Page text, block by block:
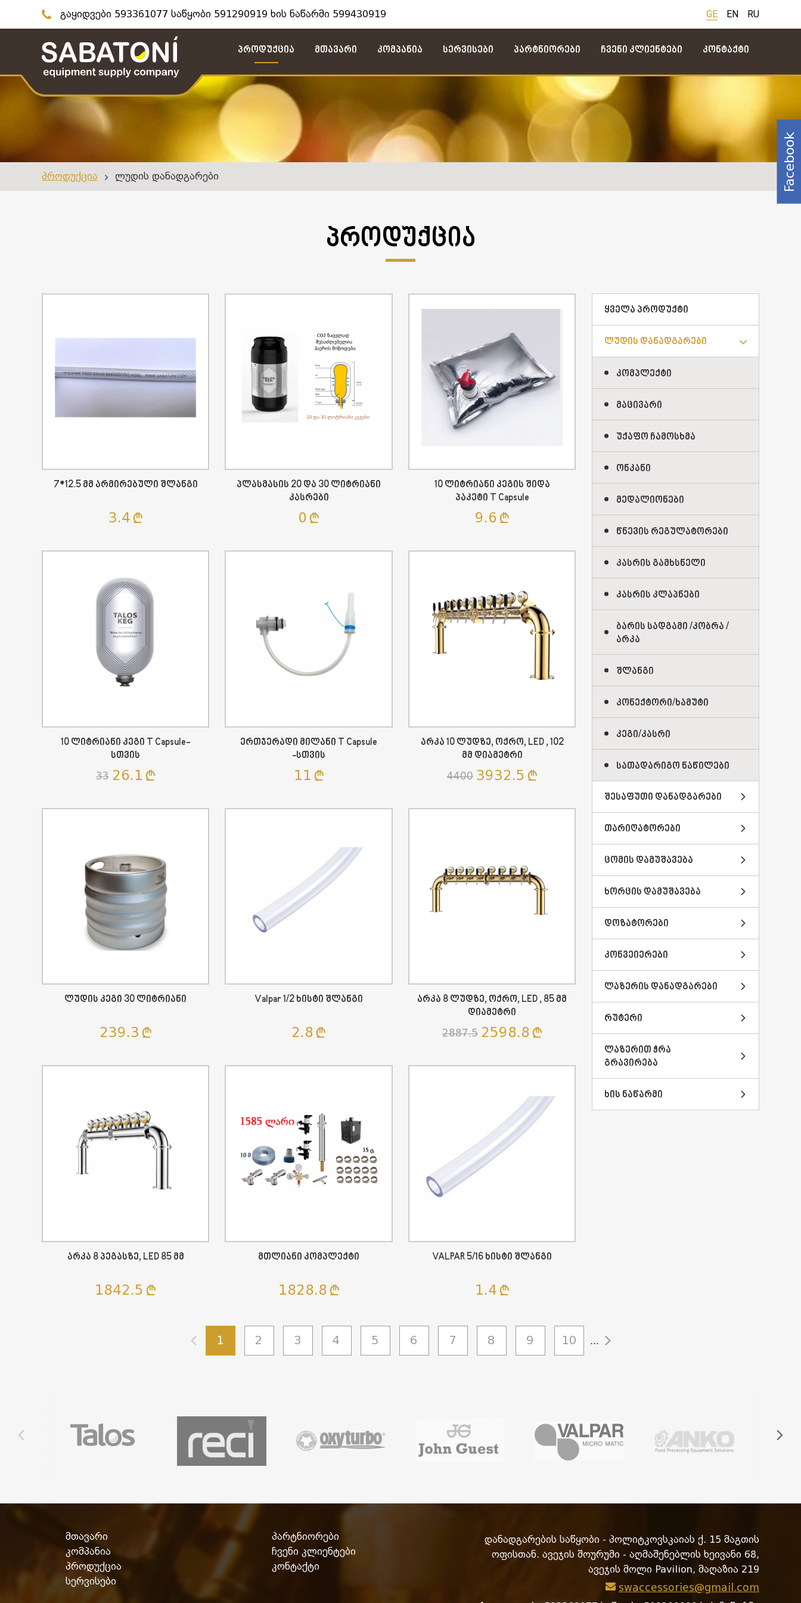
გაყიდვები 593361077 საწყობი 591290919 ხის ნაწარმი 599430919 GE EN RU
Პროდუქცია Მთავარი Კომპანია Სერვისები Პარტნიორები Ჩვენი Კლიენტები Კონტაქტი
Facebook
Პროდუქცია Ლუდის Დანადგარები
ᲞᲠᲝᲓᲣᲥᲪᲘᲐ
7*12.5 Მმ Არმირებული Შლანგი
3.4
Პლასმასის 20 Და 30 Ლიტრიანი
Კასრები
0
10 Ლიტრიანი Კეგის Შიდა
Პაკეტი T Capsule
9.6
10 Ლიტრიანი Კეგი T Capsule-
Სთვის
33 26.1
Ერთჯერადი Მილანი T Capsule
-სთვის
11
Არკა 10 Ლუდზე, Ოქრო, LED , 102
Მმ Დიამეტრი
4400 3932.5
Ლუდის Კეგი 30 Ლიტრიანი
239.3
Valpar 1/2 Ხისტი Შლანგი
2.8
Არკა 8 Ლუდზე, Ოქრო, LED , 85 Მმ
Დიამეტრი
2887.5 2598.8
Არკა 8 Პეგასზე, LED 85 Მმ
1842.5
Მთლიანი Კომპლექტი
1828.8
VALPAR 5/16 Ხისტი Შლანგი
1.4
Ყველა Პროდუქტი
Ლუდის Დანადგარები
Კომპლექტი
Მაცივარი
Უქაფო Ჩამოსხმა
Ონკანი
Მედალიონები
Წნევის Რეგულატორები
Კასრის Გამხსნელი
Კასრის Კლაპნები
Ბარის Სადგამი /კობრა /
Არკა
Შლანგი
Კონექტორი/ხამუტი
Კეგი/კასრი
Სათადარიგო Ნაწილები
Შესაფუთი Დანადგარები
Თარიღატორები
Ცომის Დამუშავება
Ხორცის Დამუშავება
Დოზატორები
Კონვეიერები
Ლაზერის Დანადგარები
Რუტერი
Ლაზერით Ჭრა
Გრავირება
Ხის Ნაწარმი
1 2 3 4 5 6 7 8 9 10 ...
მთავარი
კომპანია
პროდუქცია
სერვისები
პარტნიორები
ჩვენი კლიენტები
კონტაქტი
დანადგარების საწყობი - პოლიტკოვსკაიას ქ. 15 მაგთის
ოფისთან. ავეჯის შოურუმი - აღმაშენებლის ხეივანი 68,
ავეჯის მოლი Pavilion, მაღაზია 219
swaccessories@gmail.com